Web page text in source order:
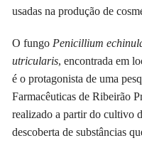
usadas na produção de
O fungo Penicillium
utricularis, encontrada em
é o protagonista de uma
Farmacêuticas de Ribeirão
realizado a partir do cultivo
descoberta de substâncias